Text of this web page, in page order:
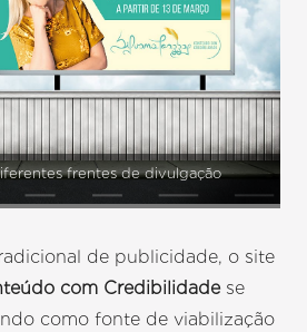
frentes de divulgação
de publicidade, o site
com Credibilidadese
como fonte de viabilização